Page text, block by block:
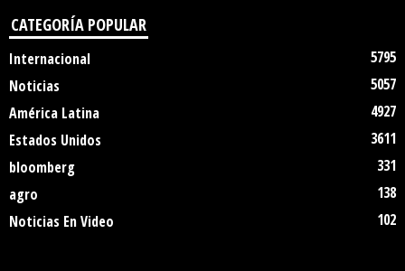
CATEGORÍA POPULAR
Internacional
5795
Noticias
5057
América Latina
4927
Estados Unidos
3611
bloomberg
331
agro
138
Noticias En Video
102